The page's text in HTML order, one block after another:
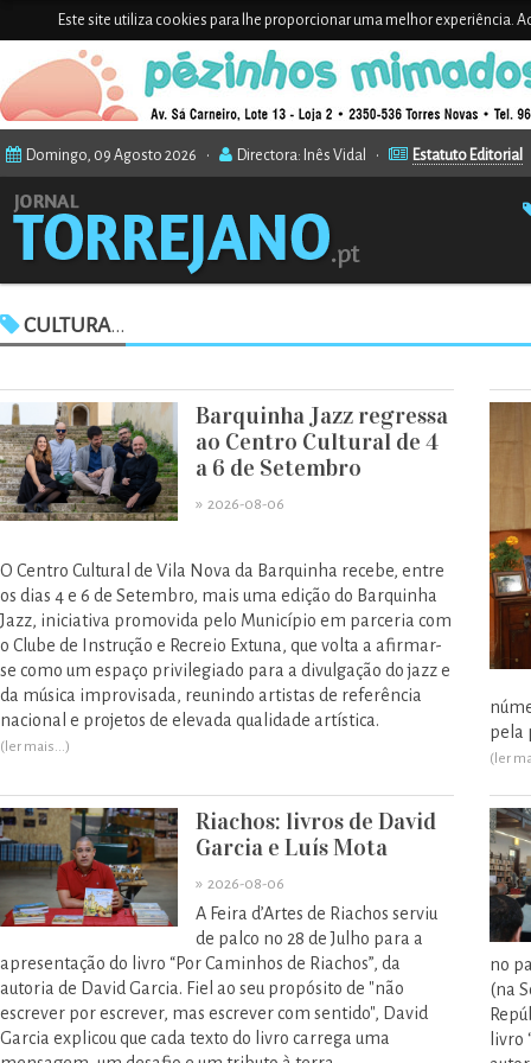
Este site utiliza cookies para lhe proporcionar uma melhor experiência.
Domingo, 09 Agosto 2026 • Directora: Inês Vidal • Estatuto Editorial
CULTURA...
Barquinha Jazz regressa
ao Centro Cultural de 4
a 6 de Setembro
» 2026-08-06
O Centro Cultural de Vila Nova da Barquinha recebe, entre
os dias 4 e 6 de Setembro, mais uma edição do Barquinha
Jazz, iniciativa promovida pelo Município em parceria com
o Clube de Instrução e Recreio Extuna, que volta a afirmar-
se como um espaço privilegiado para a divulgação do jazz e
da música improvisada, reunindo artistas de referência
nacional e projetos de elevada qualidade artística.
(ler mais...)
pela
(ler
Riachos: livros de David
Garcia e Luís Mota
» 2026-08-06
A Feira d’Artes de Riachos serviu
de palco no 28 de Julho para a
apresentação do livro “Por Caminhos de Riachos”, da
autoria de David Garcia. Fiel ao seu propósito de "não
escrever por escrever, mas escrever com sentido", David
Garcia explicou que cada texto do livro carrega uma
no
(na
livro